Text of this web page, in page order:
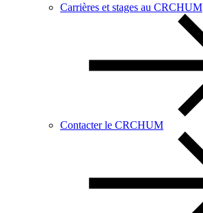
Carrières et stages au CRCHUM
Contacter le CRCHUM